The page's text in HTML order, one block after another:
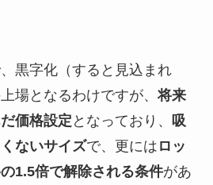
黒字化（すると見込まれ
場となるわけですが、 将来
価格設定 となっており、
吸
ないサイズで、更には ロッ
1.5倍で解除される条件があ